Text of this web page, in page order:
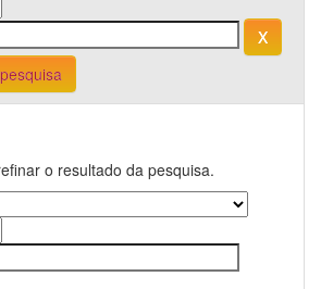
o resultado da pesquisa.